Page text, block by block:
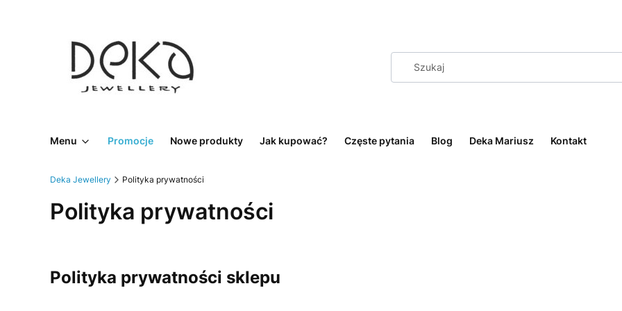
Menu Promocje Nowe produkty Jak kupować? Częste pytania Blog Deka Mariusz Kontakt
Deka Jewellery Polityka prywatności
Polityka prywatności
Polityka prywatności sklepu